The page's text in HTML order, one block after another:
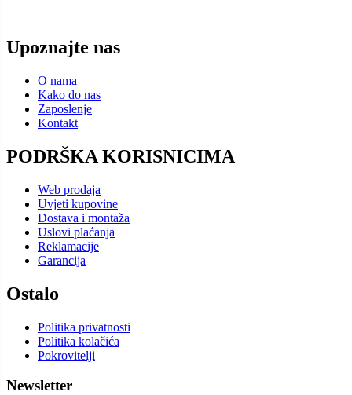
Upoznajte nas
O nama
Kako do nas
Zaposlenje
Kontakt
PODRŠKA KORISNICIMA
Web prodaja
Uvjeti kupovine
Dostava i montaža
Uslovi plaćanja
Reklamacije
Garancija
Ostalo
Politika privatnosti
Politika kolačića
Pokrovitelji
Newsletter